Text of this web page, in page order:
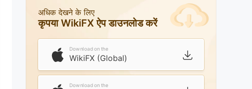
अधिक देखने के लिए
कृपया WikiFX ऐप डाउनलोड करें
Download on the
WikiFX (Global)
Download on the